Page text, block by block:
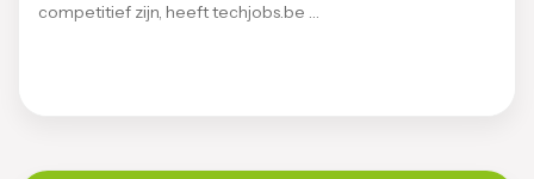
competitief zijn, heeft techjobs.be …